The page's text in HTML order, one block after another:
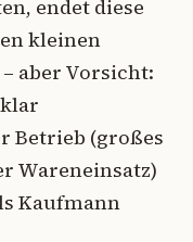
endet diese
kleinen
aber Vorsicht:
Betrieb (großes
Wareneinsatz)
Kaufmann